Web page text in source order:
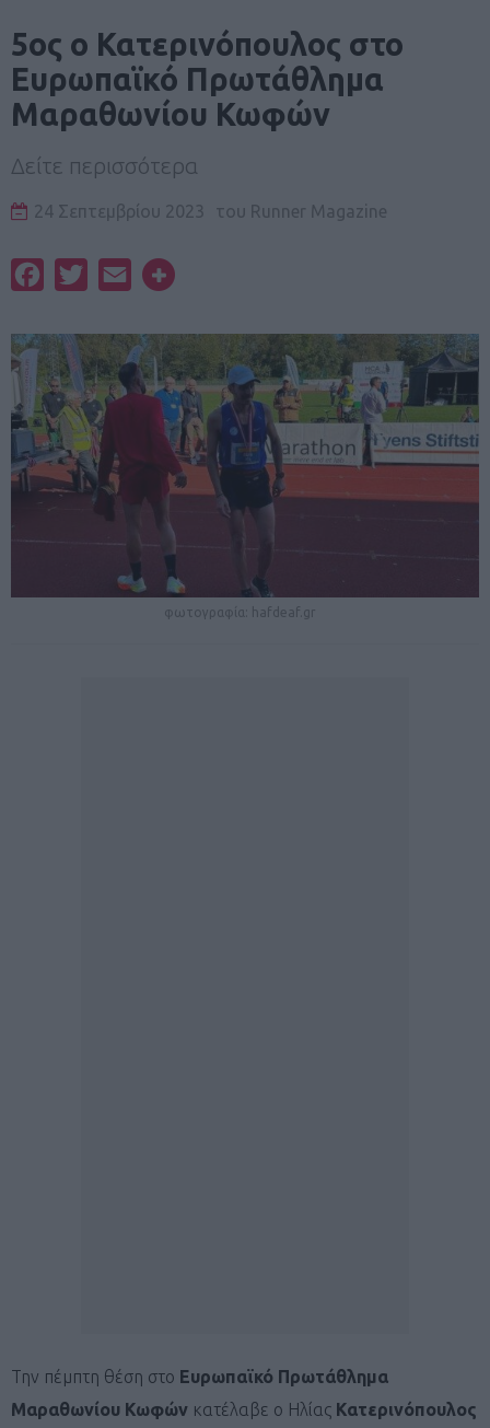
5ος ο Κατερινόπουλος στο
Ευρωπαϊκό Πρωτάθλημα
Μαραθωνίου Κωφών
Δείτε περισσότερα
24 Σεπτεμβρίου 2023 του Runner Magazine
FacebookTwitterEmail
φωτογραφία: hafdeaf.gr
Την πέμπτη θέση στο Ευρωπαϊκό Πρωτάθλημα
Μαραθωνίου Κωφών κατέλαβε ο Ηλίας Κατερινόπουλος